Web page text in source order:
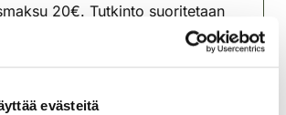
evästeitä
20€. Tutkinto suoritetaan
riistanhoitoyhdistys